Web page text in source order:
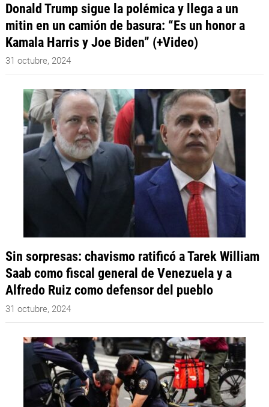
Donald Trump sigue la polémica y llega a un
mitin en un camión de basura: “Es un honor a
Kamala Harris y Joe Biden” (+Video)
31 octubre, 2024
Sin sorpresas: chavismo ratificó a Tarek William
Saab como fiscal general de Venezuela y a
Alfredo Ruiz como defensor del pueblo
31 octubre, 2024